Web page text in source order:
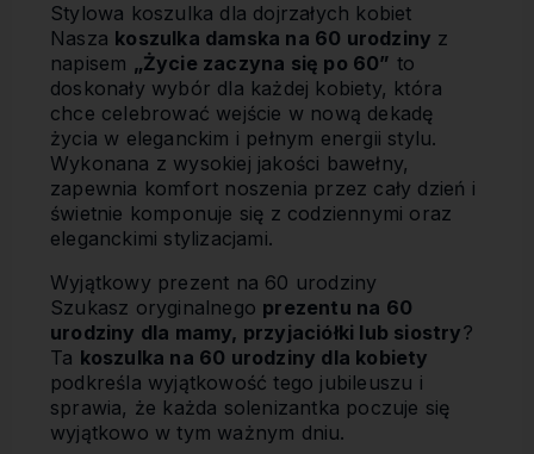
Stylowa koszulka dla dojrzałych kobiet
Nasza koszulka damska na 60 urodziny z
napisem „Życie zaczyna się po 60” to
doskonały wybór dla każdej kobiety, która
chce celebrować wejście w nową dekadę
życia w eleganckim i pełnym energii stylu.
Wykonana z wysokiej jakości bawełny,
zapewnia komfort noszenia przez cały dzień i
świetnie komponuje się z codziennymi oraz
eleganckimi stylizacjami.
Wyjątkowy prezent na 60 urodziny
Szukasz oryginalnego prezentu na 60
urodziny dla mamy, przyjaciółki lub siostry?
Ta koszulka na 60 urodziny dla kobiety
podkreśla wyjątkowość tego jubileuszu i
sprawia, że każda solenizantka poczuje się
wyjątkowo w tym ważnym dniu.